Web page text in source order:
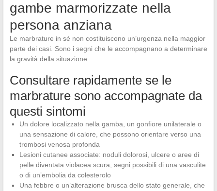
gambe marmorizzate nella
persona anziana
Le marbrature in sé non costituiscono un’urgenza nella maggior
parte dei casi. Sono i segni che le accompagnano a determinare
la gravità della situazione.
Consultare rapidamente se le
marbrature sono accompagnate da
questi sintomi
Un dolore localizzato nella gamba, un gonfiore unilaterale o
una sensazione di calore, che possono orientare verso una
trombosi venosa profonda
Lesioni cutanee associate: noduli dolorosi, ulcere o aree di
pelle diventata violacea scura, segni possibili di una vasculite
o di un’embolia da colesterolo
Una febbre o un’alterazione brusca dello stato generale, che